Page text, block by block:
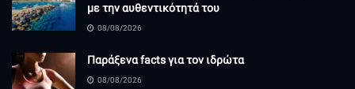
με την αυθεντικότητά του
08/08/2026
Παράξενα facts για τον ιδρώτα
08/08/2026